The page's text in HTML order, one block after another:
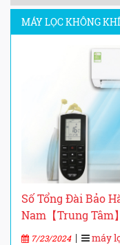
MÁY LỌC KHÔNG KHÍ
Số Tổng Đài Bảo
Nam【Trung Tâm】
7/23/2024|
máy